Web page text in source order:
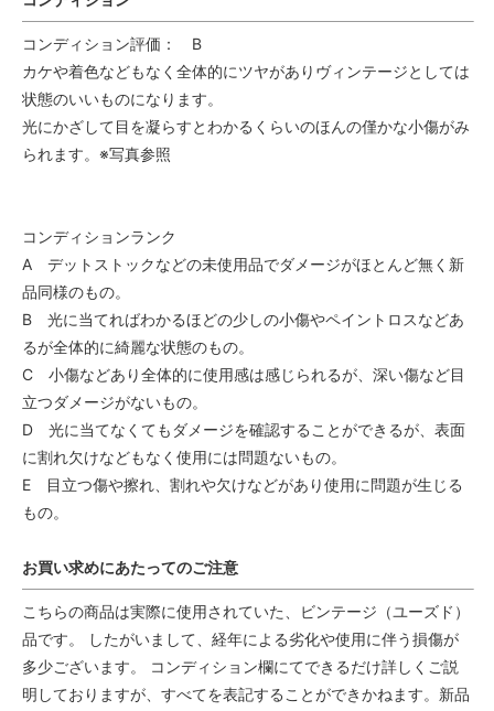
コンディション評価： B
カケや着色などもなく全体的にツヤがありヴィンテージとしては
状態のいいものになります。
光にかざして目を凝らすとわかるくらいのほんの僅かな小傷がみ
られます。※写真参照
コンディションランク
A デットストックなどの未使用品でダメージがほとんど無く新
品同様のもの。
B 光に当てればわかるほどの少しの小傷やペイントロスなどあ
るが全体的に綺麗な状態のもの。
C 小傷などあり全体的に使用感は感じられるが、深い傷など目
立つダメージがないもの。
D 光に当てなくてもダメージを確認することができるが、表面
に割れ欠けなどもなく使用には問題ないもの。
E 目立つ傷や擦れ、割れや欠けなどがあり使用に問題が生じる
もの。
お買い求めにあたってのご注意
こちらの商品は実際に使用されていた、ビンテージ（ユーズド）
品です。 したがいまして、経年による劣化や使用に伴う損傷が
多少ございます。 コンディション欄にてできるだけ詳しくご説
明しておりますが、すべてを表記することができかねます。新品